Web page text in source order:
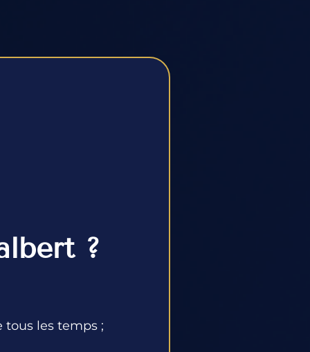
?
les temps ;